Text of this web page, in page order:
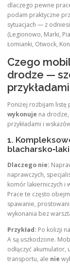
dlaczego pewne
podam praktyczne
sytuacjach — z
(Legionowo, Marki,
Łomianki, Otwock,
Czego
drodze —
przykładami
Poniżej rozbijam listę
wykonuje na
przykładami i
1.
Dlaczego nie:
naprawczych,
komór lakierniczych i
Prace te często
spawanie,
wykonania bez
Przykład: Po kolizji
A są uszkodzone.
odłączyć
transportu, ale nie